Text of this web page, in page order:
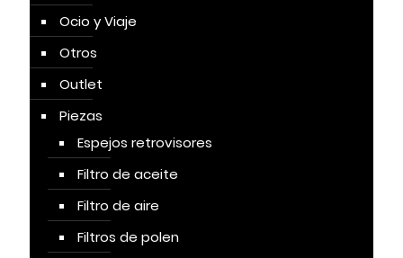
Ocio y Viaje
Otros
Outlet
Piezas
Espejos retrovisores
Filtro de aceite
Filtro de aire
Filtros de polen